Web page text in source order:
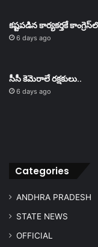
కష్టపడిన కార్యకర్తకే కాంగ్రెస్‌లో
6 days ago
సీసీ కెమెరాలే రక్షకులు..
6 days ago
Categories
ANDHRA PRADESH
STATE NEWS
OFFICIAL